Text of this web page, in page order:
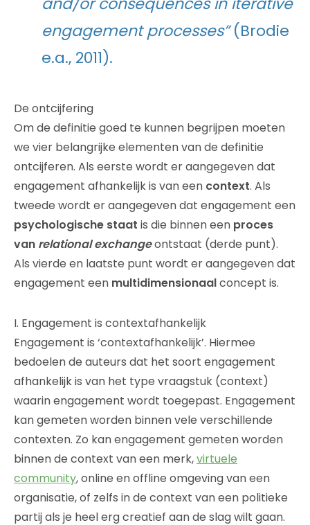
engagement processes”(Brodie
e.a., 2011).
De ontcijfering
Om de definitie goed te kunnen begrijpen moeten
we vier belangrijke elementen van de definitie
ontcijferen. Als eerste wordt er aangegeven dat
engagement afhankelijk is van een context. Als
tweede wordt er aangegeven dat engagement een
psychologische staat is die binnen een proces
van relational exchangeontstaat (derde punt).
Als vierde en laatste punt wordt er aangegeven dat
engagement een multidimensionaalconcept is.
I. Engagement is contextafhankelijk
Engagement is ‘contextafhankelijk’. Hiermee
bedoelen de auteurs dat het soort engagement
afhankelijk is van het type vraagstuk (context)
waarin engagement wordt toegepast. Engagement
kan gemeten worden binnen vele verschillende
contexten. Zo kan engagement gemeten worden
binnen de context van een merk,virtuele
community, online en offline omgeving van een
organisatie, of zelfs in de context van een politieke
partij als je heel erg creatief aan de slag wilt gaan.